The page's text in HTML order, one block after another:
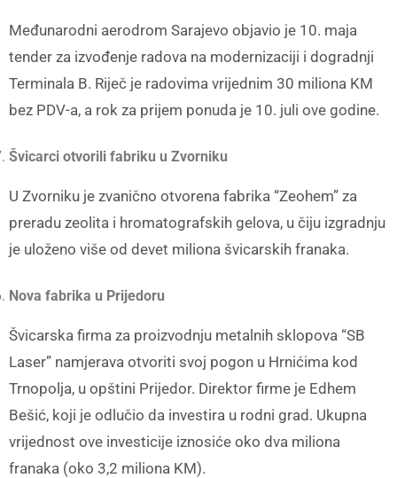
Međunarodni aerodrom Sarajevo objavio je 10. maja
tender za izvođenje radova na modernizaciji i dogradnji
Terminala B. Riječ je radovima vrijednim 30 miliona KM
bez PDV-a, a rok za prijem ponuda je 10. juli ove godine.
Švicarci otvorili fabriku u Zvorniku
U Zvorniku je zvanično otvorena fabrika “Zeohem” za
preradu zeolita i hromatografskih gelova, u čiju izgradnju
je uloženo više od devet miliona švicarskih franaka.
Nova fabrika u Prijedoru
Švicarska firma za proizvodnju metalnih sklopova “SB
Laser” namjerava otvoriti svoj pogon u Hrnićima kod
Trnopolja, u opštini Prijedor. Direktor firme je Edhem
Bešić, koji je odlučio da investira u rodni grad. Ukupna
vrijednost ove investicije iznosiće oko dva miliona
franaka (oko 3,2 miliona KM).